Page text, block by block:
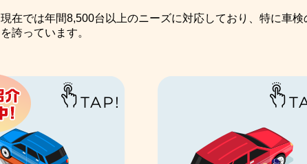
現在では年間8,500台以上のニーズに対応しており、特に車
を誇っています。